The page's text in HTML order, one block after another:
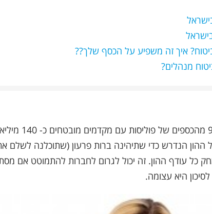
ביטוח? איך זה משפיע על הכסף שלך??
מנהלים?
הנדרש כדי שתיהינה ברות פרעון (שתוכלנה לשלם את הזכויות) הוא
ונמחק כל עודף ההון. זה יכול לגרום לחברות להתמוטט
היא עצומה.